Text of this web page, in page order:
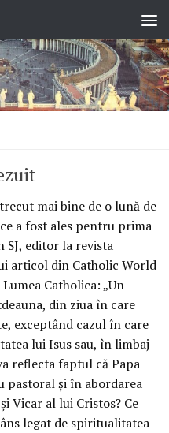
mai bine de o lună de
a fost ales pentru prima
SJ, editor la revista
articol din Catholic World
Catholica: „Un
din ziua în care
exceptând cazul în care
lui Isus sau, în limbaj
reflecta faptul că Papa
pastoral şi în abordarea
Vicar al lui Cristos? Ce
legat de spiritualitatea